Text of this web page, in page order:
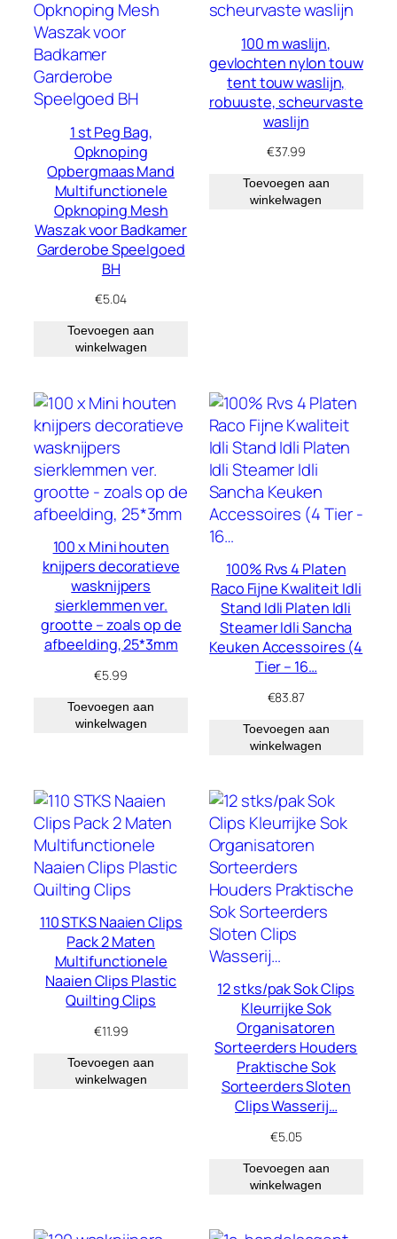
1 st Peg Bag,
Opknoping
Opbergmaas Mand
Multifunctionele
Opknoping Mesh
Waszak voor Badkamer
Garderobe Speelgoed
BH
€5.04
Toevoegen aan
winkelwagen
100 m waslijn,
gevlochten nylon touw
tent touw waslijn,
robuuste, scheurvaste
waslijn
€37.99
Toevoegen aan
winkelwagen
100 x Mini houten
knijpers decoratieve
wasknijpers
sierklemmen ver.
grootte – zoals op de
afbeelding, 25*3mm
€5.99
Toevoegen aan
winkelwagen
100% Rvs 4 Platen
Raco Fijne Kwaliteit Idli
Stand Idli Platen Idli
Steamer Idli Sancha
Keuken Accessoires (4
Tier – 16…
€83.87
Toevoegen aan
winkelwagen
110 STKS Naaien Clips
Pack 2 Maten
Multifunctionele
Naaien Clips Plastic
Quilting Clips
€11.99
Toevoegen aan
winkelwagen
12 stks/pak Sok Clips
Kleurrijke Sok
Organisatoren
Sorteerders Houders
Praktische Sok
Sorteerders Sloten
Clips Wasserij…
€5.05
Toevoegen aan
winkelwagen